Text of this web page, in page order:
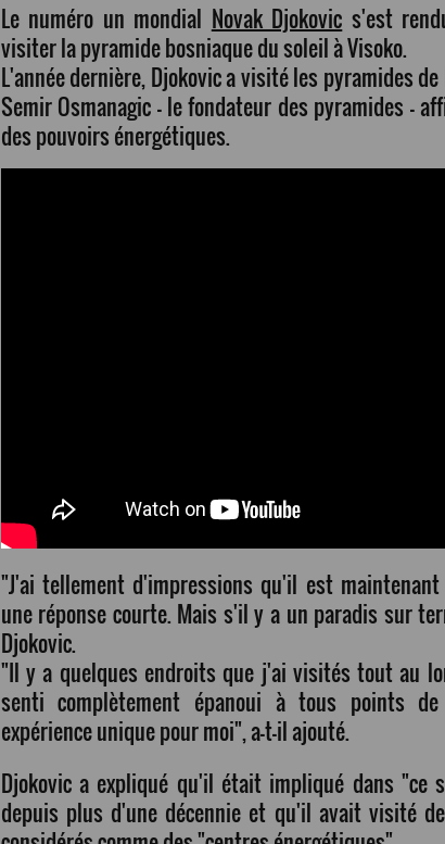
Le numéro un mondial Novak Djokovic s'est
visiter la pyramide bosniaque du soleil à Visoko.
L'année dernière, Djokovic a visité les pyramides
Semir Osmanagic - le fondateur des pyramides -
des pouvoirs énergétiques.
"J'ai tellement d'impressions qu'il est
une réponse courte. Mais s'il y a un paradis sur
Djokovic.
"Il y a quelques endroits que j'ai visités tout au
senti complètement épanoui à tous points
expérience unique pour moi", a-t-il ajouté.
Djokovic a expliqué qu'il était impliqué dans "ce
depuis plus d'une décennie et qu'il avait visité